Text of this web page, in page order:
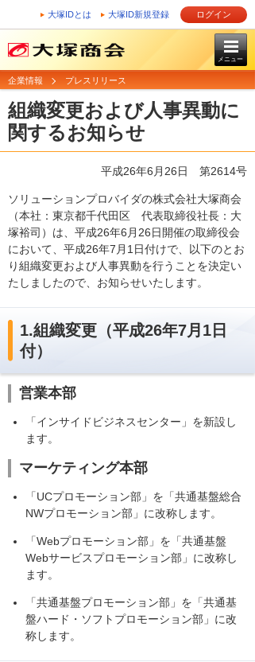
大塚IDとは 大塚ID新規登録 ログイン
メニュー
企業情報 プレスリリース
組織変更および人事異動に
関するお知らせ
平成26年6月26日 第2614号
ソリューションプロバイダの株式会社大塚商会
（本社：東京都千代田区 代表取締役社長：大
塚裕司）は、平成26年6月26日開催の取締役会
において、平成26年7月1日付けで、以下のとお
り組織変更および人事異動を行うことを決定い
たしましたので、お知らせいたします。
1.組織変更（平成26年7月1日
付）
営業本部
「インサイドビジネスセンター」を新設し
ます。
マーケティング本部
「UCプロモーション部」を「共通基盤総合
NWプロモーション部」に改称します。
「Webプロモーション部」を「共通基盤
Webサービスプロモーション部」に改称し
ます。
「共通基盤プロモーション部」を「共通基
盤ハード・ソフトプロモーション部」に改
称します。